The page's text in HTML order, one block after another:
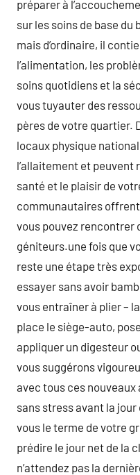
préparer à
sur les soins de base du
mais d’ordinaire, il
l’alimentation, les
soins quotidiens et la
vous tuyauter des
pères de votre quartier.
locaux physique
l’allaitement et peuvent
santé et le plaisir de
communautaires
vous pouvez rencontrer
géniteurs.une fois que
reste une étape très
essayer sans avoir
vous entraîner à plier –
place le siège-auto,
appliquer un digesteur
vous suggérons
avec tous ces
sans stress avant la
vous le terme de votre
prédire le jour net de la
n’attendez pas la